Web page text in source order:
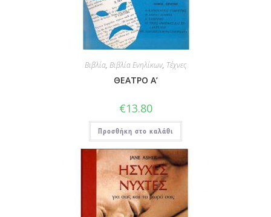
Βιβλία, Βιβλία Ενηλίκων, Τέχνες
ΘΕΑΤΡΟ Α’
€13.80
Προσθήκη στο καλάθι